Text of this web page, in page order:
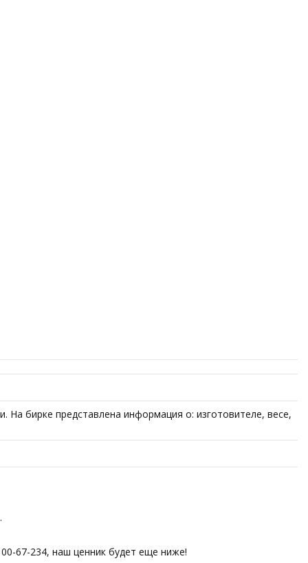
бирке представлена информация о: изготовителе, весе,
67-234, наш ценник будет еще ниже!